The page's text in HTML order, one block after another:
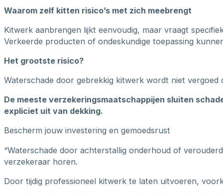
Waarom zelf kitten risico’s met zich meebrengt
Kitwerk aanbrengen lijkt eenvoudig, maar vraagt
Verkeerde producten of ondeskundige toepassing
Het grootste risico?
Waterschade door gebrekkig kitwerk wordt niet
De meeste verzekeringsmaatschappijen sluiten
expliciet uit van dekking.
Bescherm jouw investering en gemoedsrust
“Waterschade door achterstallig onderhoud of
verzekeraar horen.
Door tijdig professioneel kitwerk te laten uitvoeren,